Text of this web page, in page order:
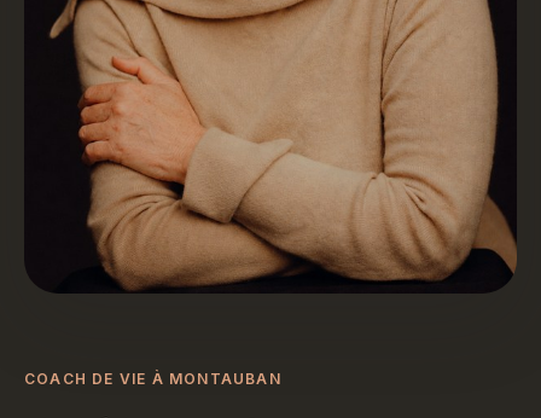
COACH DE VIE À MONTAUBAN